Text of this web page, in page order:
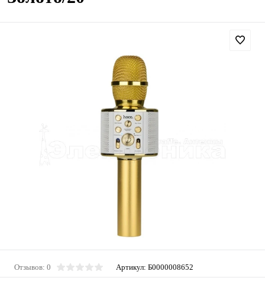
Отзывов: 0 Артикул: Б0000008652